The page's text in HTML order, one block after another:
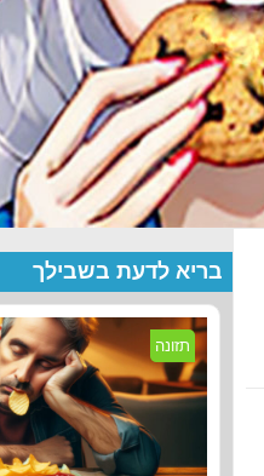
בריא לדעת בשבילך
תזונה